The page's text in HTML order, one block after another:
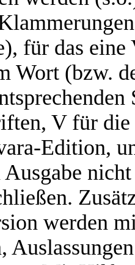
für das eine
Wort (bzw.
V für die
Edition,
werden